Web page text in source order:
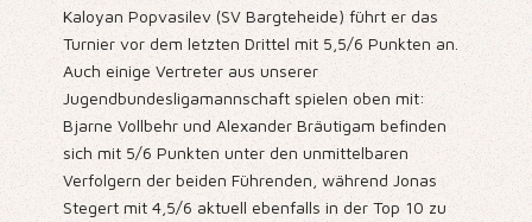
Kaloyan Popvasilev (SV Bargteheide) führt er das
Turnier vor dem letzten Drittel mit 5,5/6 Punkten an.
Auch einige Vertreter aus unserer
Jugendbundesligamannschaft spielen oben mit:
Bjarne Vollbehr und Alexander Bräutigam befinden
sich mit 5/6 Punkten unter den unmittelbaren
Verfolgern der beiden Führenden, während Jonas
Stegert mit 4,5/6 aktuell ebenfalls in der Top 10 zu